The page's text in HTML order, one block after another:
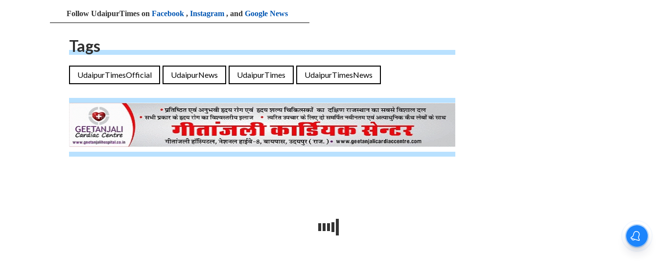
Follow UdaipurTimes on Facebook , Instagram , and Google News
Tags
UdaipurTimesOfficial UdaipurNews UdaipurTimes UdaipurTimesNews